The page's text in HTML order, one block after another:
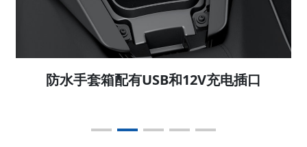
防水手套箱配有USB和12V充电插口